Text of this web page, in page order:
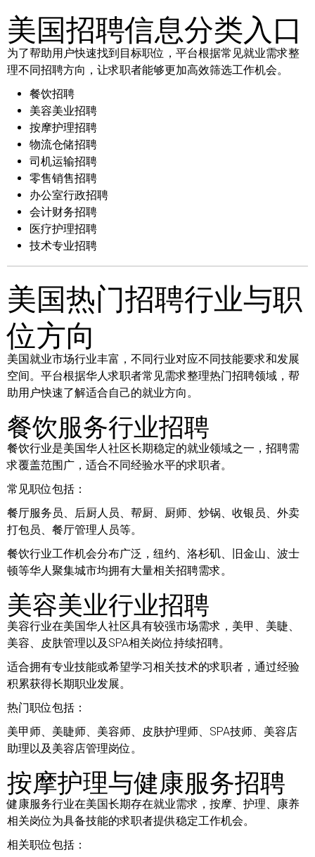
美国招聘信息分类入口
为了帮助用户快速找到目标职位，平台根据常见就业需求整
理不同招聘方向，让求职者能够更加高效筛选工作机会。
餐饮招聘
美容美业招聘
按摩护理招聘
物流仓储招聘
司机运输招聘
零售销售招聘
办公室行政招聘
会计财务招聘
医疗护理招聘
技术专业招聘
美国热门招聘行业与职
位方向
美国就业市场行业丰富，不同行业对应不同技能要求和发展
空间。平台根据华人求职者常见需求整理热门招聘领域，帮
助用户快速了解适合自己的就业方向。
餐饮服务行业招聘
餐饮行业是美国华人社区长期稳定的就业领域之一，招聘需
求覆盖范围广，适合不同经验水平的求职者。
常见职位包括：
餐厅服务员、后厨人员、帮厨、厨师、炒锅、收银员、外卖
打包员、餐厅管理人员等。
餐饮行业工作机会分布广泛，纽约、洛杉矶、旧金山、波士
顿等华人聚集城市均拥有大量相关招聘需求。
美容美业行业招聘
美容行业在美国华人社区具有较强市场需求，美甲、美睫、
美容、皮肤管理以及SPA相关岗位持续招聘。
适合拥有专业技能或希望学习相关技术的求职者，通过经验
积累获得长期职业发展。
热门职位包括：
美甲师、美睫师、美容师、皮肤护理师、SPA技师、美容店
助理以及美容店管理岗位。
按摩护理与健康服务招聘
健康服务行业在美国长期存在就业需求，按摩、护理、康养
相关岗位为具备技能的求职者提供稳定工作机会。
相关职位包括：